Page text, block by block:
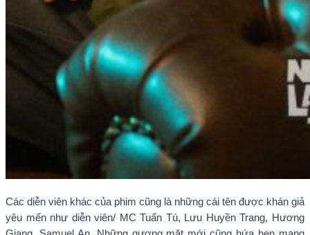
Các diễn viên khác của phim cũng là những cái tên được khán giả
yêu mến như diễn viên/ MC Tuấn Tú, Lưu Huyền Trang, Hương